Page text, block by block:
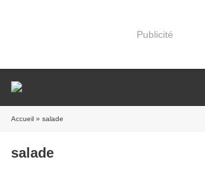
Publicité
Accueil » salade
salade